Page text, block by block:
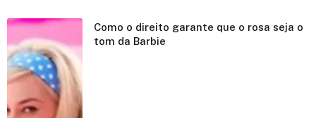
Como o direito garante que o rosa seja o
tom da Barbie